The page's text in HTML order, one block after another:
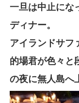
一旦は中止にな
ディナー。
アイランドサフ
的場君が色々と
の夜に無人島へ